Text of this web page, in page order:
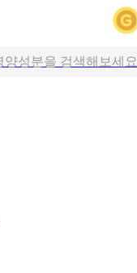
양성분을 검색해보세요
어트 음식 검색해보세요